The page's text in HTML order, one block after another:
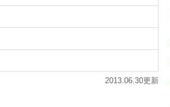
2013.06.30更新